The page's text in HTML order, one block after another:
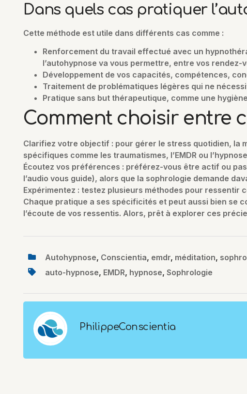
Dans quels cas pratiquer
Cette méthode est utile dans différents cas comme :
Renforcement du travail effectué avec un
l’autohypnose va vous permettre, entre vos
Développement de vos capacités, compétences,
Traitement de problématiques légères qui ne
Pratique sans but thérapeutique, comme une
Comment choisir entre
Clarifiez votre objectif : pour gérer le stress quotidien, la
spécifiques comme les traumatismes, l’EMDR ou
Écoutez vos préférences : préférez-vous être actif ou
l’audio vous guide), alors que la sophrologie demande
Expérimentez : testez plusieurs méthodes pour ressentir
Chaque pratique a ses spécificités et peut aussi bien se
l’écoute de vos ressentis. Alors, prêt à explorer ces
Autohypnose, Conscientia, emdr, méditation,
auto-hypnose, EMDR, hypnose, Sophrologie
PhilippeConscientia